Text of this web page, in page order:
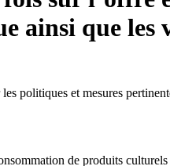
ainsi que les
politiques et mesures
de produits